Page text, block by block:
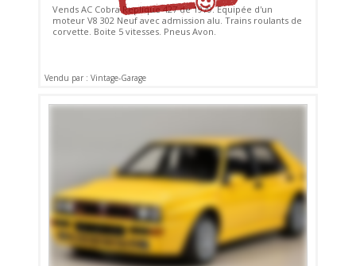
Vends AC Cobra Replique 427 de 1979. Equipée d'un
moteur V8 302 Neuf avec admission alu. Trains roulants de
corvette. Boite 5 vitesses. Pneus Avon.
Vendu par : Vintage-Garage